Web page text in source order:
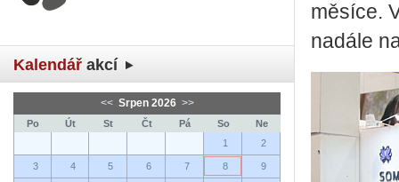
Kalendář akcí
<< Srpen 2026 >>
Po Út St Čt Pá So
Ne
1
2
3 4 5 6 7 8 9
měsíce.
nadále